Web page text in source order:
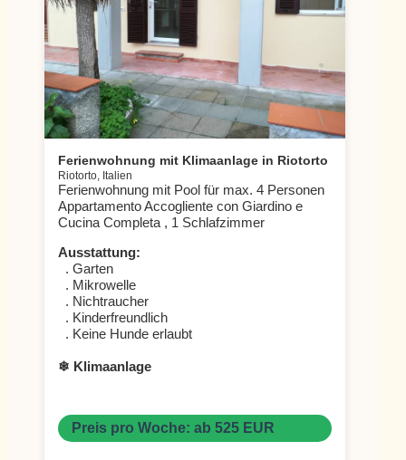
Ferienwohnung mit Klimaanlage in Riotorto
Riotorto, Italien
Ferienwohnung mit Pool für max. 4 Personen
Appartamento Accogliente con Giardino e
Cucina Completa , 1 Schlafzimmer
Ausstattung:
. Garten
. Mikrowelle
. Nichtraucher
. Kinderfreundlich
. Keine Hunde erlaubt
❄ Klimaanlage
Preis pro Woche: ab 525 EUR